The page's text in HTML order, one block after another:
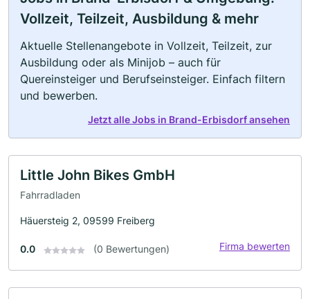
Vollzeit, Teilzeit, Ausbildung & mehr
Aktuelle Stellenangebote in Vollzeit, Teilzeit, zur
Ausbildung oder als Minijob – auch für
Quereinsteiger und Berufseinsteiger. Einfach filtern
und bewerben.
Jetzt alle Jobs in Brand-Erbisdorf ansehen
Little John Bikes GmbH
Fahrradladen
Häuersteig 2, 09599 Freiberg
0.0 (0 Bewertungen) Firma bewerten